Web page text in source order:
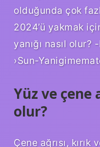
olduğunda çok
2024’ü yakmak
yanığı nasıl
›Sun-
Yüz ve çene
olur?
Çene ağrısı,